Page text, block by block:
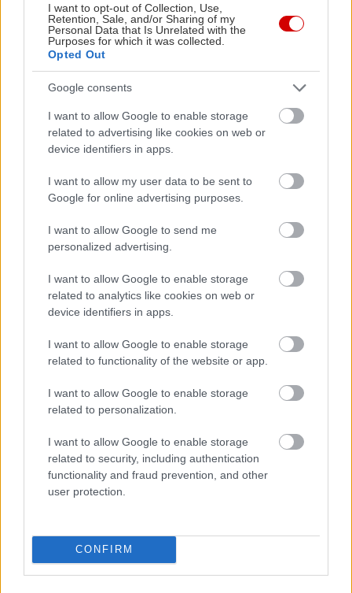
I want to opt-out of Collection, Use,
Retention, Sale, and/or Sharing of my
Personal Data that Is Unrelated with the
Purposes for which it was collected.
Opted Out
Google consents
I want to allow Google to enable storage
related to advertising like cookies on web or
device identifiers in apps.
I want to allow my user data to be sent to
Google for online advertising purposes.
I want to allow Google to send me
personalized advertising.
I want to allow Google to enable storage
related to analytics like cookies on web or
device identifiers in apps.
I want to allow Google to enable storage
related to functionality of the website or app.
I want to allow Google to enable storage
related to personalization.
I want to allow Google to enable storage
related to security, including authentication
functionality and fraud prevention, and other
user protection.
CONFIRM
Διαβάστε επίσης
Μείνε Αύγουστο στην Αθήνα κι άσε τους
PODCASTS